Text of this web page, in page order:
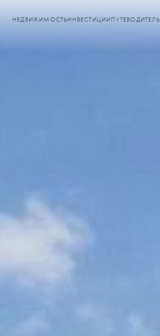
НЕДВИЖИМОСТЬИНВЕСТИЦИИПУТЕВОДИТЕЛЬ